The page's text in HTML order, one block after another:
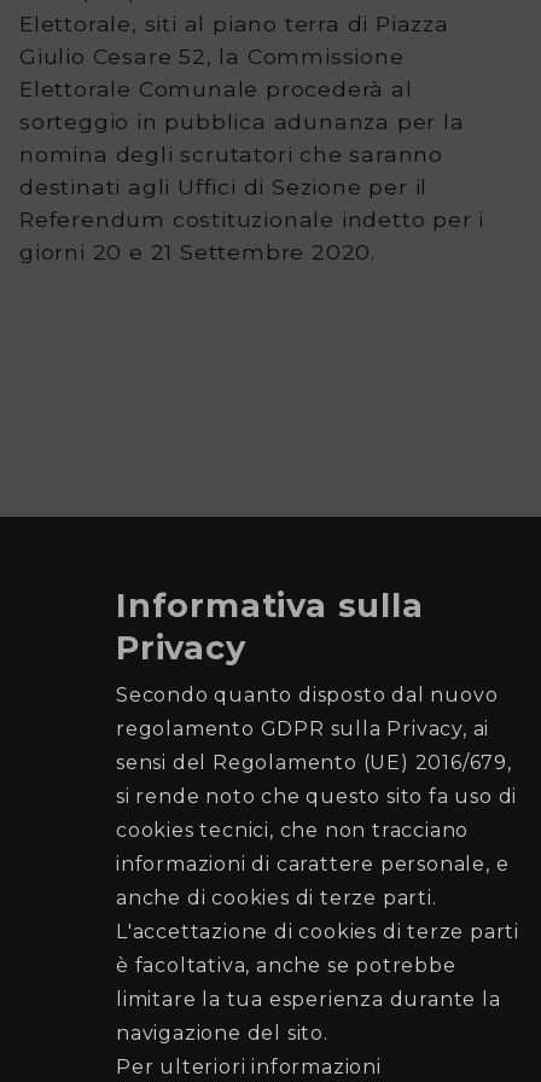
Tutte
le
consultazioni
elettorali
Contatti
Elettorale, siti al piano terra di Piazza
Giulio Cesare 52, la Commissione
Elettorale Comunale procederà al
sorteggio in pubblica adunanza per la
nomina degli scrutatori che saranno
destinati agli Uffici di Sezione per il
Referendum costituzionale indetto per i
giorni 20 e 21 Settembre 2020.
Comune di Palermo
Ufficio Elettorale
Recapiti e Contatti
Stazione Centrale)
elettorato@cert.comune.palermo.it
Telefono: 091 7403707 091 7403797
Seguici su
Informativa sulla
Privacy
Secondo quanto disposto dal nuovo
regolamento GDPR sulla Privacy, ai
sensi del Regolamento (UE) 2016/679,
si rende noto che questo sito fa uso di
cookies tecnici, che non tracciano
informazioni di carattere personale, e
anche di cookies di terze parti.
L'accettazione di cookies di terze parti
è facoltativa, anche se potrebbe
limitare la tua esperienza durante la
navigazione del sito.
Per ulteriori informazioni